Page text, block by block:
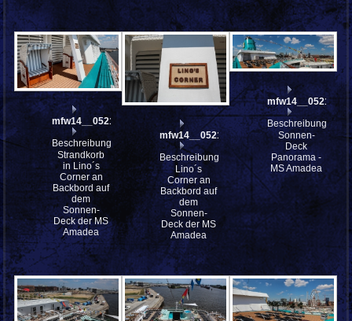
mfw14__052186st
Beschreibung:
Strandkorb
in Lino´s
Corner an
Backbord auf
dem
Sonnen-
Deck der MS
Amadea
mfw14__052184
Beschreibung:
Lino´s
Corner an
Backbord auf
dem
Sonnen-
Deck der MS
Amadea
mfw14__052183st
Beschreibung:
Sonnen-
Deck
Panorama -
MS Amadea